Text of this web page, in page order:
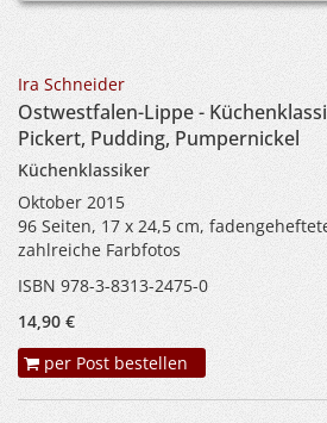
Ira Schneider
Ostwestfalen-Lippe -
Pickert, Pudding, Pumpernickel
Küchenklassiker
Oktober 2015
96 Seiten, 17 x 24,5 cm,
zahlreiche Farbfotos
ISBN 978-3-8313-2475-0
14,90 €
per Post bestellen